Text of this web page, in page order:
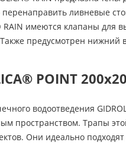
ливневые
RAIN имеются клапаны для
предусмотрен нижний
POINT
водоотведения
пространством. Трапы
Они идеально